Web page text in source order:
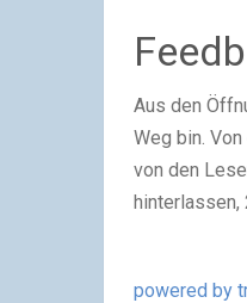
Aus den
Weg bin.
von den
hinterlassen,
powered by